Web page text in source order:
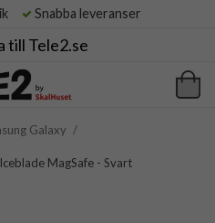
Snabba leveranser
till Tele2.se
Galaxy /
MagSafe - Svart